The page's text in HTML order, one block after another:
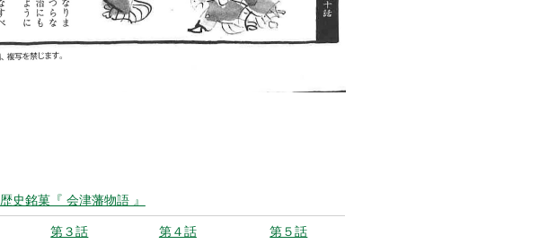
歴史銘菓『 会津藩物語 』
第３話 第４話 第５話